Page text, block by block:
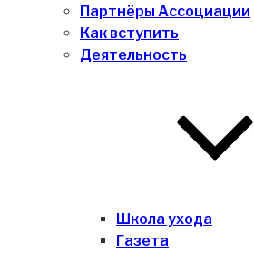
Партнёры Ассоциации
Как вступить
Деятельность
Школа ухода
Газета